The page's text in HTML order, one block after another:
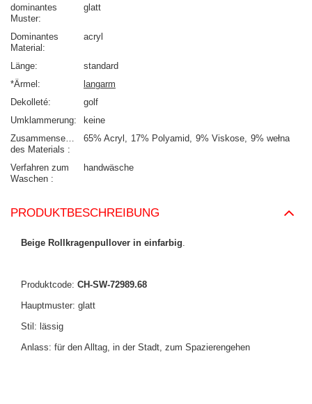
dominantes
Muster
glatt
Dominantes
Material
acryl
Länge
standard
*Ärmel
langarm
Dekolleté
golf
Umklammerung
keine
Zusammensetzung
des Materials
65% Acryl 17% Polyamid 9% Viskose 9% wełna
Verfahren zum
Waschen
handwäsche
PRODUKTBESCHREIBUNG
Beige Rollkragenpullover in einfarbig.
Produktcode: CH-SW-72989.68
Hauptmuster: glatt
Stil: lässig
Anlass: für den Alltag, in der Stadt, zum Spazierengehen